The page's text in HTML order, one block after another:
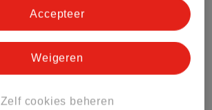
4
Zelf cookies beheren
Weigeren
Accepteer